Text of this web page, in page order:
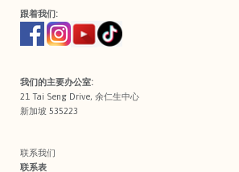
跟着我们:
我们的主要办公室:
21 Tai Seng Drive, 余仁生中心
新加坡 535223
联系我们
联系表